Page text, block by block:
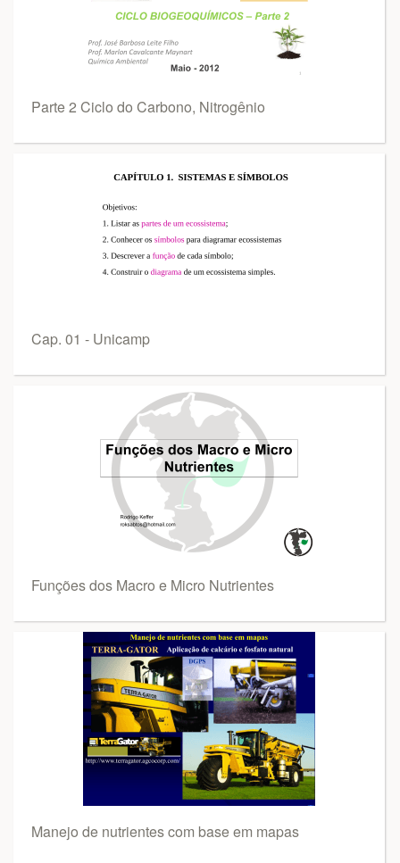
Parte 2 Ciclo do Carbono, Nitrogênio
Cap. 01 - Unicamp
Funções dos Macro e Micro Nutrientes
Manejo de nutrientes com base em mapas